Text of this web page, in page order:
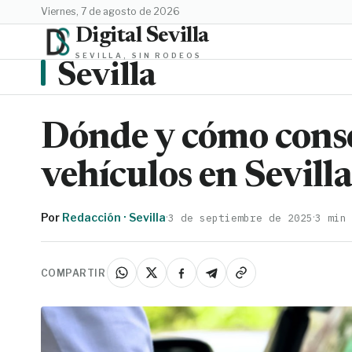
viernes, 7 de agosto de 2026
Digital Sevilla
SEVILLA, SIN RODEOS
Sevilla
Dónde y cómo
vehículos en Sevilla
Por Redacción · Sevilla·3 de septiembre de 2025·3
COMPARTIR